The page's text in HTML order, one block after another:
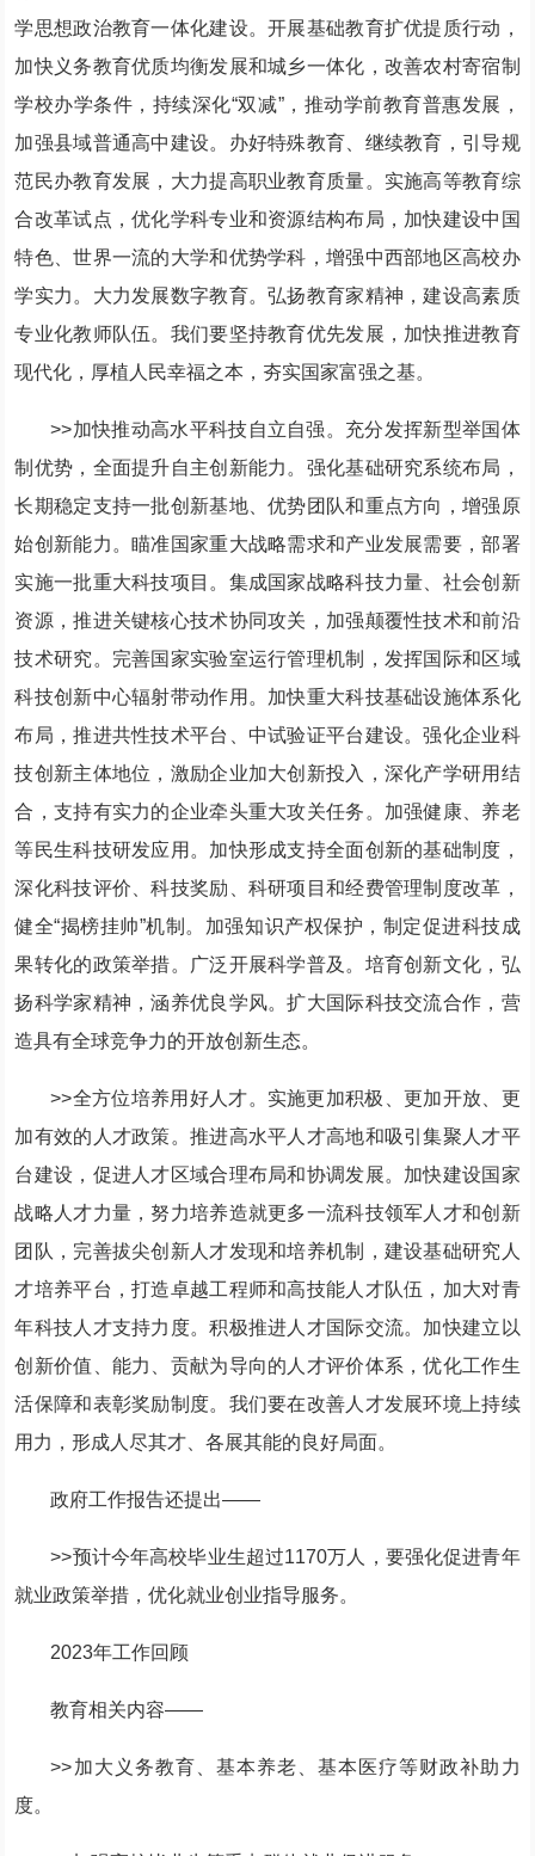
学思想政治教育一体化建设。开展基础教育扩优提质行动，
加快义务教育优质均衡发展和城乡一体化，改善农村寄宿制
学校办学条件，持续深化“双减”，推动学前教育普惠发展，
加强县域普通高中建设。办好特殊教育、继续教育，引导规
范民办教育发展，大力提高职业教育质量。实施高等教育综
合改革试点，优化学科专业和资源结构布局，加快建设中国
特色、世界一流的大学和优势学科，增强中西部地区高校办
学实力。大力发展数字教育。弘扬教育家精神，建设高素质
专业化教师队伍。我们要坚持教育优先发展，加快推进教育
现代化，厚植人民幸福之本，夯实国家富强之基。
>>加快推动高水平科技自立自强。充分发挥新型举国体
制优势，全面提升自主创新能力。强化基础研究系统布局，
长期稳定支持一批创新基地、优势团队和重点方向，增强原
始创新能力。瞄准国家重大战略需求和产业发展需要，部署
实施一批重大科技项目。集成国家战略科技力量、社会创新
资源，推进关键核心技术协同攻关，加强颠覆性技术和前沿
技术研究。完善国家实验室运行管理机制，发挥国际和区域
科技创新中心辐射带动作用。加快重大科技基础设施体系化
布局，推进共性技术平台、中试验证平台建设。强化企业科
技创新主体地位，激励企业加大创新投入，深化产学研用结
合，支持有实力的企业牵头重大攻关任务。加强健康、养老
等民生科技研发应用。加快形成支持全面创新的基础制度，
深化科技评价、科技奖励、科研项目和经费管理制度改革，
健全“揭榜挂帅”机制。加强知识产权保护，制定促进科技成
果转化的政策举措。广泛开展科学普及。培育创新文化，弘
扬科学家精神，涵养优良学风。扩大国际科技交流合作，营
造具有全球竞争力的开放创新生态。
>>全方位培养用好人才。实施更加积极、更加开放、更
加有效的人才政策。推进高水平人才高地和吸引集聚人才平
台建设，促进人才区域合理布局和协调发展。加快建设国家
战略人才力量，努力培养造就更多一流科技领军人才和创新
团队，完善拔尖创新人才发现和培养机制，建设基础研究人
才培养平台，打造卓越工程师和高技能人才队伍，加大对青
年科技人才支持力度。积极推进人才国际交流。加快建立以
创新价值、能力、贡献为导向的人才评价体系，优化工作生
活保障和表彰奖励制度。我们要在改善人才发展环境上持续
用力，形成人尽其才、各展其能的良好局面。
政府工作报告还提出——
>>预计今年高校毕业生超过1170万人，要强化促进青年
就业政策举措，优化就业创业指导服务。
2023年工作回顾
教育相关内容——
>>加大义务教育、基本养老、基本医疗等财政补助力
度。